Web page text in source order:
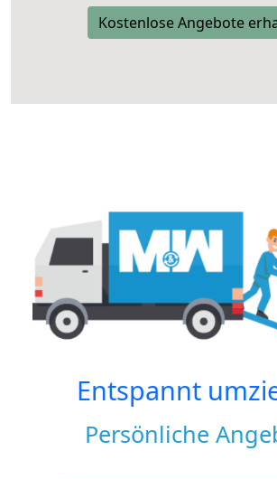
Kostenlose Angebote
Entspannt
Persönliche